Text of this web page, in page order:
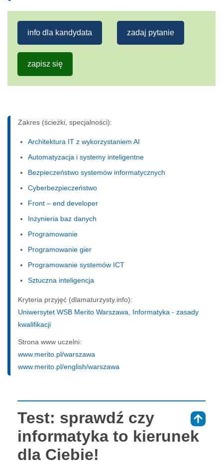
info dla kandydata zadaj pytanie
zapisz się
Zakres (ścieżki, specjalności):
Architektura IT z wykorzystaniem AI
Automatyzacja i systemy inteligentne
Bezpieczeństwo systemów informatycznych
Cyberbezpieczeństwo
Front – end developer
Inżynieria baz danych
Programowanie
Programowanie gier
Programowanie systemów ICT
Sztuczna inteligencja
Kryteria przyjęć (dlamaturzysty.info):
Uniwersytet WSB Merito Warszawa, Informatyka - zasady
kwalifikacji
Strona www uczelni:
www.merito.pl/warszawa
www.merito.pl/english/warszawa
Test: sprawdź czy
informatyka to kierunek
dla Ciebie!